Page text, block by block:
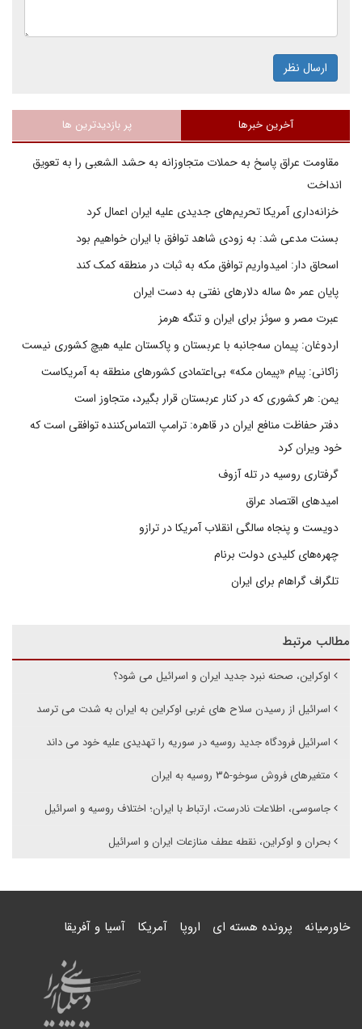
ارسال نظر
آخرین خبرها پر بازدیدترین ها
مقاومت عراق پاسخ به حملات متجاوزانه به حشد الشعبی را به تعویق
انداخت
خزانه‌داری آمریکا تحریم‌های جدیدی علیه ایران اعمال کرد
بسنت مدعی شد: به زودی شاهد توافق با ایران خواهیم بود
اسحاق دار: امیدواریم توافق مکه به ثبات در منطقه کمک کند
پایان عمر ۵۰ ساله دلارهای نفتی به دست ایران
عبرت مصر و سوئز برای ایران و تنگه هرمز
اردوغان: پیمان سه‌جانبه با عربستان و پاکستان علیه هیچ کشوری نیست
زاکانی: پیام «پیمان مکه» بی‌اعتمادی کشورهای منطقه به آمریکاست
یمن: هر کشوری که در کنار عربستان قرار بگیرد، متجاوز است
دفتر حفاظت منافع ایران در قاهره: ترامپ التماس‌کننده توافقی است که
خود ویران کرد
گرفتاری روسیه در تله آزوف
امیدهای اقتصاد عراق
دویست و پنجاه سالگی انقلاب آمریکا در ترازو
چهره‌های کلیدی دولت برنام
تلگراف گراهام برای ایران
مطالب مرتبط
اوکراین، صحنه نبرد جدید ایران و اسرائیل می شود؟
اسرائیل از رسیدن سلاح های غربی اوکراین به ایران به شدت می ترسد
اسرائیل فرودگاه جدید روسیه در سوریه را تهدیدی علیه خود می داند
متغیرهای فروش سوخو-۳۵ روسیه به ایران
جاسوسی، اطلاعات نادرست، ارتباط با ایران؛ اختلاف روسیه و اسرائیل
بحران و اوکراین، نقطه عطف منازعات ایران و اسرائیل
خاورمیانه پرونده هسته ای اروپا آمریکا آسیا و آفریقا